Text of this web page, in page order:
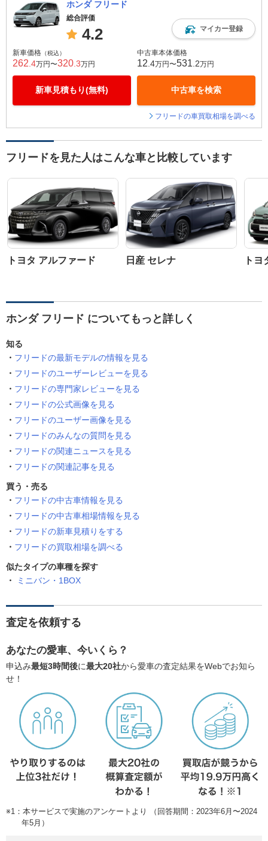
ホンダ フリード
総合評価
4.2 マイカー登録
新車価格 （税込）
262 .4万円〜320 .3万円
新車見積もり(無料)
中古車本体価格
12 .4万円〜531 .2万円
中古車を検索
フリードの車買取相場を調べる
フリードを見た人はこんな車と比較しています
トヨタ アルファード 日産 セレナ ト
ホンダ フリード についてもっと詳しく
知る
フリードの最新モデルの情報を見る
フリードのユーザーレビューを見る
フリードの専門家レビューを見る
フリードの公式画像を見る
フリードのユーザー画像を見る
フリードのみんなの質問を見る
フリードの関連ニュースを見る
フリードの関連記事を見る
買う・売る
フリードの中古車情報を見る
フリードの中古車相場情報を見る
フリードの新車見積りをする
フリードの買取相場を調べる
似たタイプの車種を探す
ミニバン・1BOX
査定を依頼する
あなたの愛車、今いくら？
申込み最短3時間後に最大20社から愛車の査定結果をWebでお知ら
せ！
※1：本サービスで実施のアンケートより （回答期間：2023年6月〜2024
年5月）